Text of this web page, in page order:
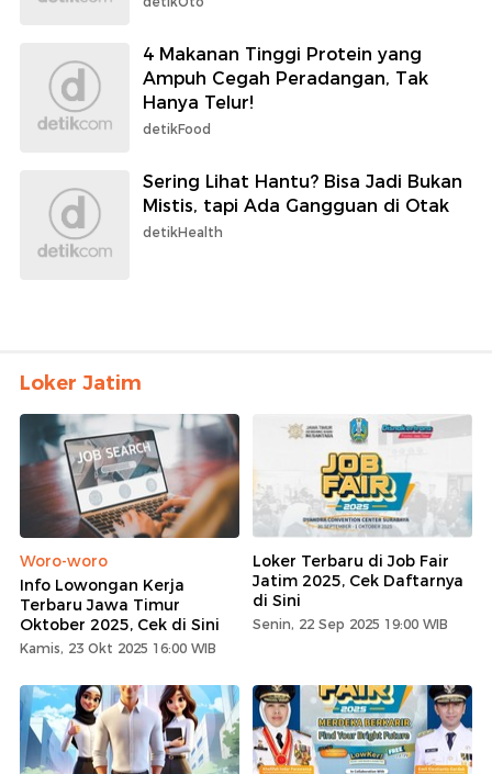
4 Makanan Tinggi Protein yang
Ampuh Cegah Peradangan, Tak
Hanya Telur!
detikFood
Sering Lihat Hantu? Bisa Jadi Bukan
Mistis, tapi Ada Gangguan di Otak
detikHealth
Loker Jatim
Woro-woro
Info Lowongan Kerja
Terbaru Jawa Timur
Oktober 2025, Cek di Sini
Kamis, 23 Okt 2025 16:00 WIB
Loker Terbaru di Job Fair
Jatim 2025, Cek Daftarnya
di Sini
Senin, 22 Sep 2025 19:00 WIB